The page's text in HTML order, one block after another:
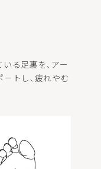
る足裏を､アー
ートし､疲れやむ